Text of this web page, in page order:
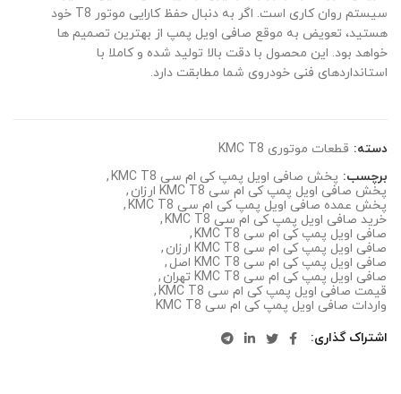
سیستم روان کاری است. اگر به دنبال حفظ کارایی موتور T8 خود
هستید، تعویض به موقع صافی اویل پمپ از بهترین تصمیم ها
خواهد بود. این محصول با دقت بالا تولید شده و کاملا با
استانداردهای فنی خودروی شما مطابقت دارد.
دسته: قطعات موتوری KMC T8
برچسب: پخش صافی اویل پمپ کی ام سی KMC T8
,
پخش صافی اویل پمپ کی ام سی KMC T8 ارزان
,
پخش عمده صافی اویل پمپ کی ام سی KMC T8
,
خرید صافی اویل پمپ کی ام سی KMC T8
,
صافی اویل پمپ کی ام سی KMC T8
,
صافی اویل پمپ کی ام سی KMC T8 ارزان
,
صافی اویل پمپ کی ام سی KMC T8 اصل
,
صافی اویل پمپ کی ام سی KMC T8 تهران
,
قیمت صافی اویل پمپ کی ام سی KMC T8
,
واردات صافی اویل پمپ کی ام سی KMC T8
اشتراک گذاری